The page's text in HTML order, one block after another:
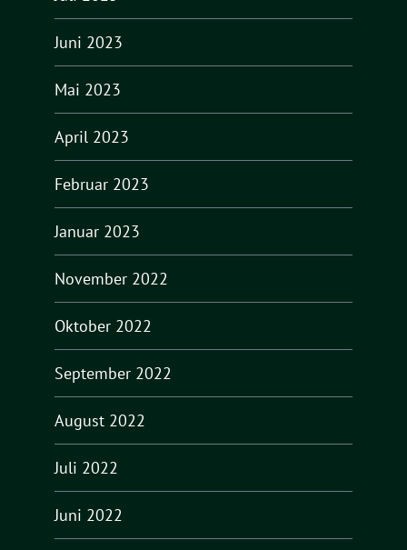
Juni 2023
Mai 2023
April 2023
Februar 2023
Januar 2023
November 2022
Oktober 2022
September 2022
August 2022
Juli 2022
Juni 2022